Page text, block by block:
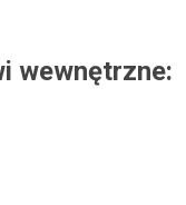
wewnętrzne: